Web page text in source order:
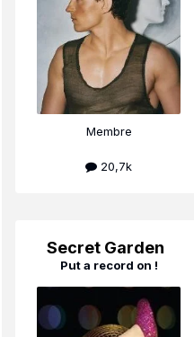
Membre
20,7k
Secret Garden
Put a record on !